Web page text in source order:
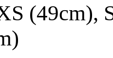
(49cm),